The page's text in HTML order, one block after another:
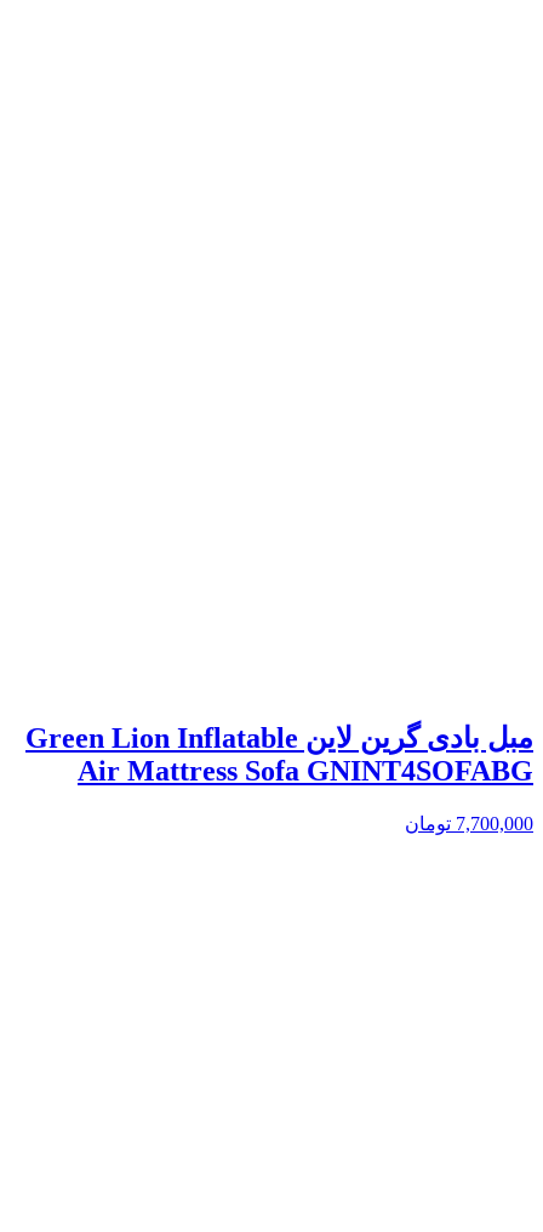
مبل بادی گرین لاین Green Lion Inflatable
Air Mattress Sofa GNINT4SOFABG
7,700,000 تومان